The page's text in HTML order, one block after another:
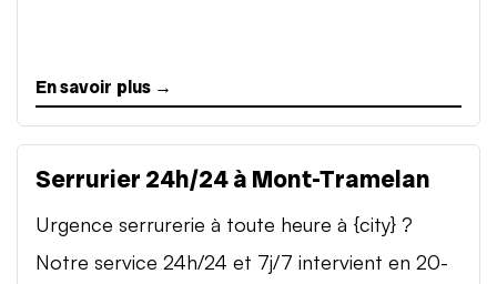
En savoir plus →
Serrurier 24h/24 à Mont-Tramelan
Urgence serrurerie à toute heure à {city} ?
Notre service 24h/24 et 7j/7 intervient en 20-